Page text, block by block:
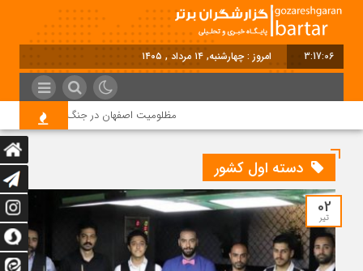
3:17:06 امروز : چهارشنبه, ۱۴ مرداد , ۱۴۰۵
مظلومیت اصفهان در جنگ رمضان
دسته اول کشور
02
تیر